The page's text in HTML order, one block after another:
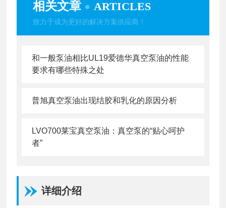
相关文章 ARTICLES
致力于成为更好的解决方案供应商！
和一般泵油相比UL19爱德华真空泵油的性能
要求有哪些特殊之处
普旭真空泵油出现结胶和乳化的原因分析
LVO700莱宝真空泵油：真空泵的“贴心呵护
者”
详细介绍